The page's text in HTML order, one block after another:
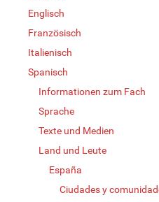
Englisch
Französisch
Italienisch
Spanisch
Informationen zum Fach
Sprache
Texte und Medien
Land und Leute
España
Ciudades y